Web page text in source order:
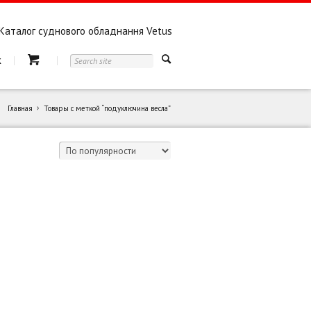
суднового обладнання Vetus
Главная Товары с меткой “подуключина весла”